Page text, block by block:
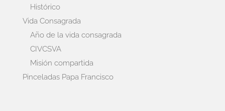
Histórico
Vida Consagrada
Año de la vida consagrada
CIVCSVA
Misión compartida
Pinceladas Papa Francisco